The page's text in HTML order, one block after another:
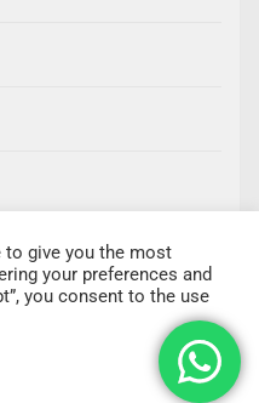
give you the most
your preferences and
you consent to the use